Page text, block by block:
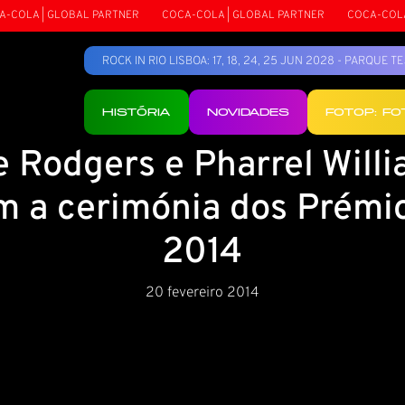
| GLOBAL PARTNER COCA-COLA | GLOBAL PARTNER COCA-COLA
ROCK IN RIO LISBOA: 17, 18, 24, 25 JUN 2028 - PARQUE
HISTÓRIA NOVIDADES FOTOP:
Rodgers e Pharrel
a cerimónia dos
2014
20 fevereiro 2014